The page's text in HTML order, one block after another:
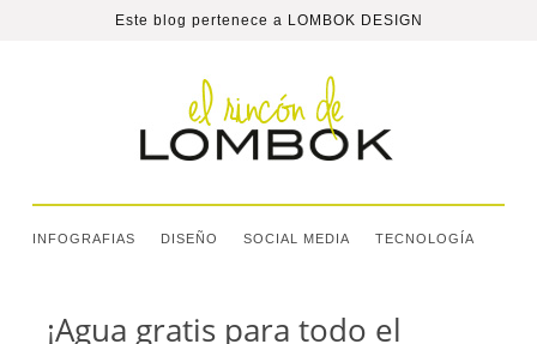
Este blog pertenece a LOMBOK DESIGN
INFOGRAFIAS DISEÑO SOCIAL MEDIA TECNOLOGÍA
¡Agua gratis para todo el